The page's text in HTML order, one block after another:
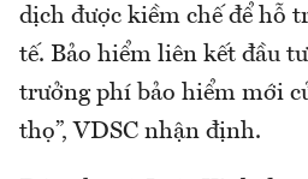
dịch được kiềm chế để hỗ
tế. Bảo hiểm liên kết đầu
trưởng phí bảo hiểm mới
thọ”, VDSC nhận định.